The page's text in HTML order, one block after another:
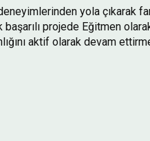
yola çıkarak
projede Eğitmen
aktif olarak devam